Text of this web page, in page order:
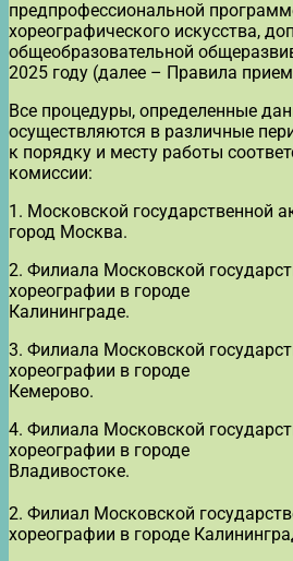
предпрофессиональной
хореографического искусства,
общеобразовательной
2025 году (далее – Правила
Все процедуры, определенные
осуществляются в различные
к порядку и месту работы
комиссии:
1. Московской государственной
город Москва.
2. Филиала Московской
хореографии в городе
Калининграде.
3. Филиала Московской
хореографии в городе
Кемерово.
4. Филиала Московской
хореографии в городе
Владивостоке.
2. Филиал Московской
хореографии в городе